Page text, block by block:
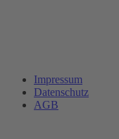
Impressum
Datenschutz
AGB